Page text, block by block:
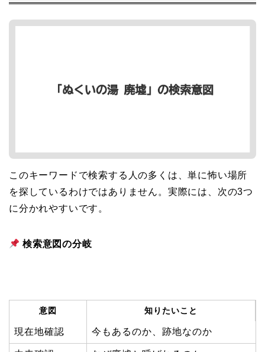
このキーワードで検索する人の多くは、単に怖い場所
を探しているわけではありません。実際には、次の3つ
に分かれやすいです。
検索意図の分岐
意図 知りたいこと
現在地確認 今もあるのか、跡地なのか